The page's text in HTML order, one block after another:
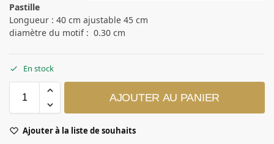
Pastille
Longueur : 40 cm ajustable 45 cm
diamètre du motif : 0.30 cm
En stock
AJOUTER AU PANIER
Ajouter à la liste de souhaits